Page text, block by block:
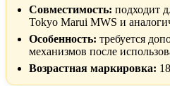
Совместимость: подходит
Tokyo Marui MWS и
Особенность: требуется
механизмов после
Возрастная маркировка: